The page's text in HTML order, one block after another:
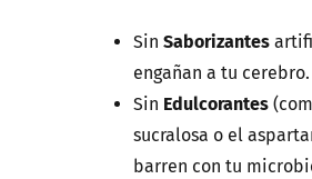
Sin Saborizantes
engañan a tu cerebro.
Sin Edulcorantes
sucralosa o el
barren con tu